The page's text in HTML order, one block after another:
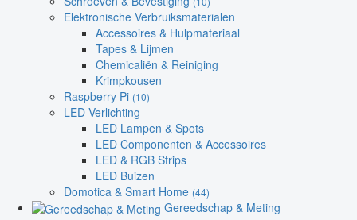
Elektronische Verbruiksmaterialen
Accessoires & Hulpmateriaal
Tapes & Lijmen
Chemicaliën & Reiniging
Krimpkousen
Raspberry Pi (10)
LED Verlichting
LED Lampen & Spots
LED Componenten & Accessoires
LED & RGB Strips
LED Buizen
Domotica & Smart Home (44)
Gereedschap & Meting